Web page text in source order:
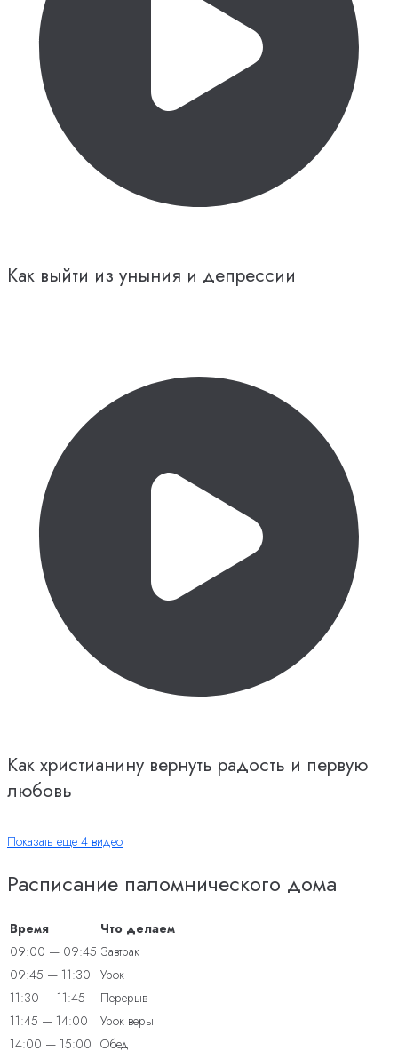
Как выйти из уныния и депрессии
Как христианину вернуть радость и первую
любовь
Показать еще 4 видео
Расписание паломнического дома
Время
Что делаем
09:00 — 09:45 Завтрак
09:45 — 11:30 Урок
11:30 — 11:45
Перерыв
11:45 — 14:00
Урок веры
14:00 — 15:00 Обед